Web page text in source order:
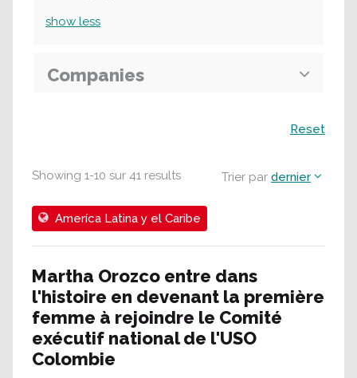
Showing 1-10 sur 41 results Trier par dernier
Ameríca Latina y el Caribe
Martha Orozco entre dans
l'histoire en devenant la première
femme à rejoindre le Comité
exécutif national de l'USO
Colombie
show less
Companies
Reset